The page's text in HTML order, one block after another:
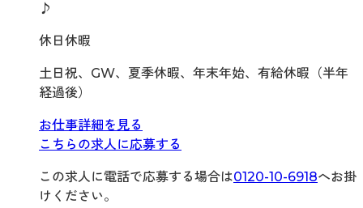
♪
休日休暇
土日祝、GW、夏季休暇、年末年始、有給休暇（半年
経過後）
お仕事詳細を見る
こちらの求人に応募する
この求人に電話で応募する場合は0120-10-6918へお掛
けください。